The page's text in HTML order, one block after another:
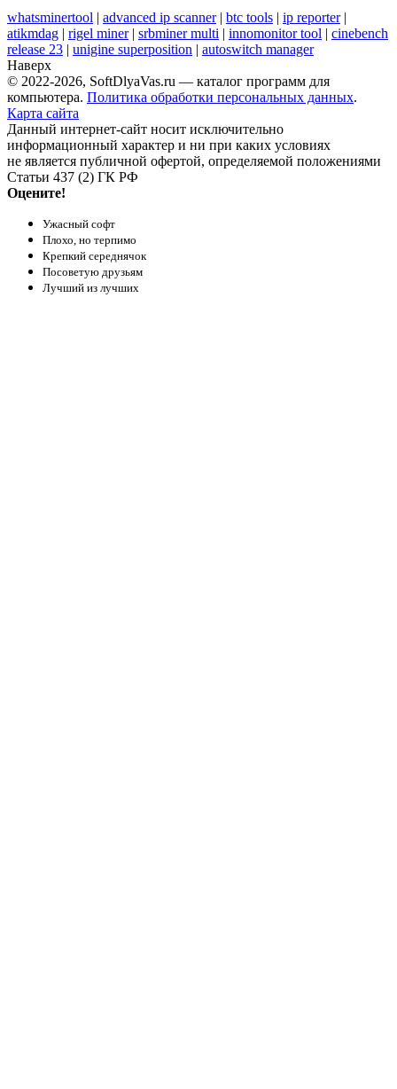
whatsminertool | advanced ip scanner| btc tools | ip reporter|
atikmdag | rigel miner| srbminer multi | innomonitor tool | cinebench
release 23 | unigine superposition | autoswitch manager
Наверх
© 2022-2026, SoftDlyaVas.ru — каталог программ для
компьютера. Политика обработки персональных данных.
Карта сайта
Данный интернет-сайт носит исключительно
информационный характер и ни при каких условиях
не является публичной офертой, определяемой положениями
Статьи 437 (2) ГК РФ
Оцените!
Ужасный софт
Плохо, но терпимо
Крепкий середнячок
Посоветую друзьям
Лучший из лучших